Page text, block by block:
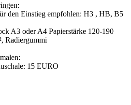
den Einstieg empfohlen: H3 , HB, B5
A3 oder A4 Papierstärke 120-190
Radiergummi
15 EURO